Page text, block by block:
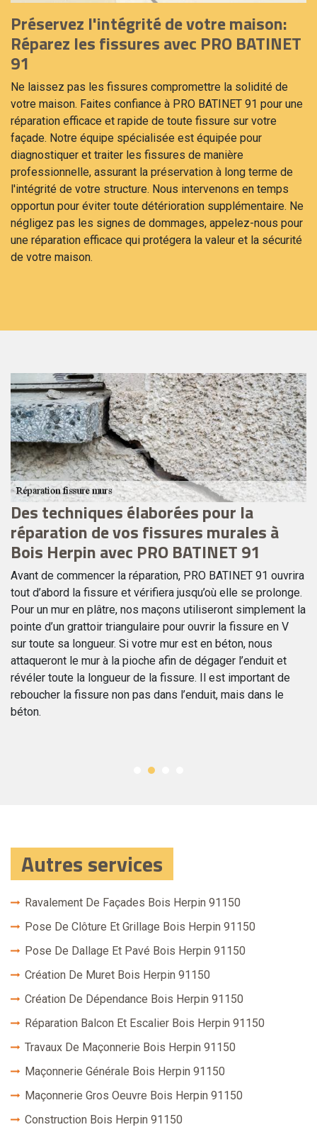
Préservez l'intégrité de votre maison:
Réparez les fissures avec PRO BATINET
91
Ne laissez pas les fissures compromettre la solidité de
votre maison. Faites confiance à PRO BATINET 91 pour une
réparation efficace et rapide de toute fissure sur votre
façade. Notre équipe spécialisée est équipée pour
diagnostiquer et traiter les fissures de manière
professionnelle, assurant la préservation à long terme de
l'intégrité de votre structure. Nous intervenons en temps
opportun pour éviter toute détérioration supplémentaire. Ne
négligez pas les signes de dommages, appelez-nous pour
une réparation efficace qui protégera la valeur et la sécurité
de votre maison.
Des techniques élaborées pour la
réparation de vos fissures murales à
Bois Herpin avec PRO BATINET 91
Avant de commencer la réparation, PRO BATINET 91 ouvrira
tout d’abord la fissure et vérifiera jusqu’où elle se prolonge.
Pour un mur en plâtre, nos maçons utiliseront simplement la
pointe d’un grattoir triangulaire pour ouvrir la fissure en V
sur toute sa longueur. Si votre mur est en béton, nous
attaqueront le mur à la pioche afin de dégager l’enduit et
révéler toute la longueur de la fissure. Il est important de
reboucher la fissure non pas dans l’enduit, mais dans le
béton.
Autres services
Ravalement De Façades Bois Herpin 91150
Pose De Clôture Et Grillage Bois Herpin 91150
Pose De Dallage Et Pavé Bois Herpin 91150
Création De Muret Bois Herpin 91150
Création De Dépendance Bois Herpin 91150
Réparation Balcon Et Escalier Bois Herpin 91150
Travaux De Maçonnerie Bois Herpin 91150
Maçonnerie Générale Bois Herpin 91150
Maçonnerie Gros Oeuvre Bois Herpin 91150
Construction Bois Herpin 91150